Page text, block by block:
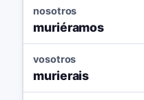
nosotros
muriéramos
vosotros
murierais